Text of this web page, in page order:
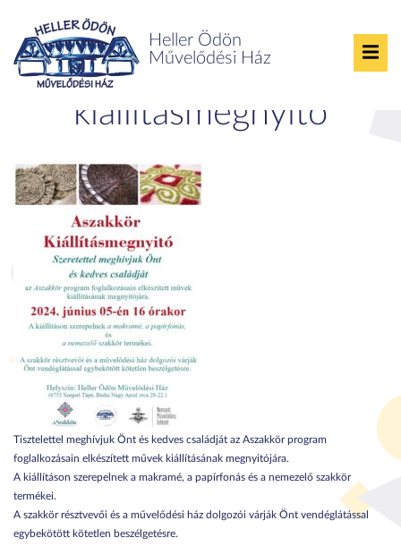
Heller Ödön
Művelődési Ház
Aszakkör
kiállításmegnyitó
Tisztelettel meghívjuk Önt és kedves családját az Aszakkör program
foglalkozásain elkészített művek kiállításának megnyitójára.
A kiállításon szerepelnek a makramé, a papírfonás és a nemezelő szakkör
termékei.
A szakkör résztvevői és a művelődési ház dolgozói várják Önt vendéglátással
egybekötött kötetlen beszélgetésre.